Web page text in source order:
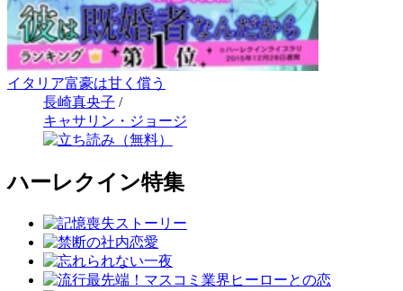
イタリア富豪は甘く償う
長崎真央子 /
キャサリン・ジョージ
ハーレクイン特集